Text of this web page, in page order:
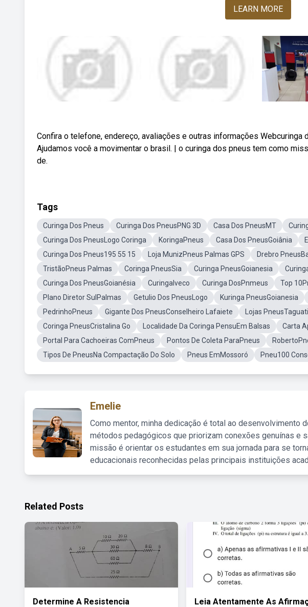
LEARN MORE
Confira o telefone, endereço, avaliações e outras informações
Ajudamos você a movimentar o brasil. | o curinga dos pneus tem como
de.
Tags
Curinga Dos Pneus Curinga Dos PneusPNG 3D Casa Dos PneusMT
Curinga Dos PneusLogo Coringa
KoringaPneus Casa Dos PneusGoiânia
Curinga Dos Pneus195 55 15
Loja MunizPneus Palmas GPS Drebro
TristãoPneus Palmas
Coringa PneusSia Curinga PneusGoianesia
Curinga Dos PneusGoianésia
CuringaIveco Curinga DosPnmeus Top
Plano Diretor SulPalmas
Getulio Dos PneusLogo Kuringa PneusGoianesia
PedrinhoPneus
Gigante Dos PneusConselheiro Lafaiete Lojas
Coringa PneusCristalina Go
Localidade Da Coringa PensuEm Balsas
Carta
Portal Para Cachoeiras ComPneus
Pontos De Coleta ParaPneus
Tipos De PneusNa Compactação Do Solo
Pneus EmMossoró Pneu100
Emelie
Como mentor, minha dedicação é total ao desenvolvimento
métodos pedagógicos que priorizam conexões genuínas e
missão é orientar os estudantes em sua jornada para se
educacionais reconhecidas pelas principais instituições
Related Posts
Determine A Resistencia Leia Atentamente As